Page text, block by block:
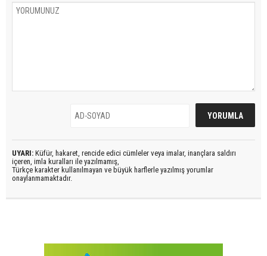
UYARI: Küfür, hakaret, rencide edici cümleler veya imalar, inançlara saldırı
içeren, imla kuralları ile yazılmamış,
Türkçe karakter kullanılmayan ve büyük harflerle yazılmış yorumlar
onaylanmamaktadır.